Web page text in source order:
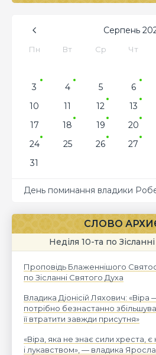
Серпень
Пн Вт Ср Чт
3
4 5 6
10
11 12 13
17
18 19 20
24
25 26 27
31
День поминання владики
СЛОВО
Неділя 10-та по
Проповідь Блаженнішого
по Зісланні Святого Духа
Владика Діонісій Ляхович:
потрібно безнастанно
її втратити завжди присутня»
«Віра, яка не знає сили хреста, є
і лукавством», — владика